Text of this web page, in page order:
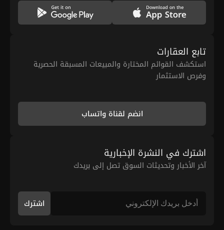
تابع العقارات
استكشف القوائم المختارة والمبيعات المسبقة الحصرية
وفرص الاستثمار
انضم لقناة واتساب
اشترك في النشرة الإخبارية
آخر الأخبار وتحديثات السوق تصل إلى بريدك
اشترك